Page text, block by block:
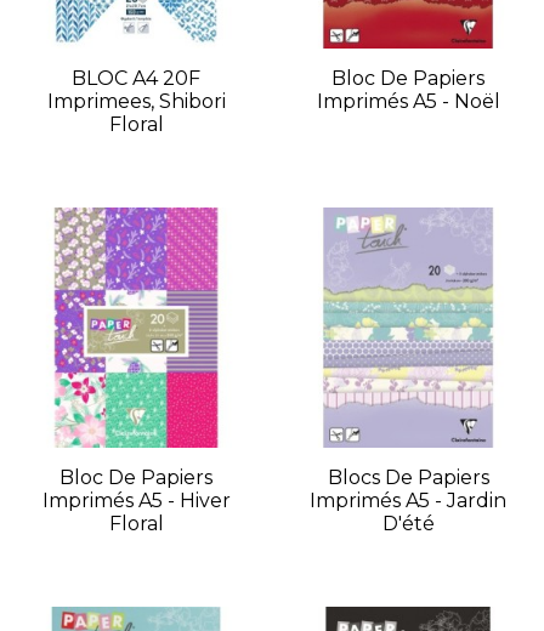
BLOC A4 20F
Imprimees, Shibori
Floral
Bloc De Papiers
Imprimés A5 - Noël
Bloc De Papiers
Imprimés A5 - Hiver
Floral
Blocs De Papiers
Imprimés A5 - Jardin
D'été